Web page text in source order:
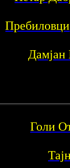
Пребиловци
Голи